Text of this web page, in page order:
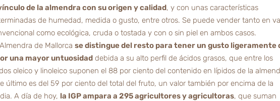
de la almendra con su origen y calidad, y con unas características
de humedad, medida o gusto, entre otros. Se puede vender tanto en
como ecológica, cruda o tostada y con o sin piel en ambos casos.
de Mallorca se distingue del resto para tener un gusto ligeramente
una mayor untuosidaddebida a su alto perfil de ácidos grasos, que entre los
oleico y linoleico suponen el 88 por ciento del contenido en lípidos de la
último es del 59 por ciento del total del fruto, un valor también por encima de la
A día de hoy, la IGP ampara a 295 agricultores y agricultoras, que suman